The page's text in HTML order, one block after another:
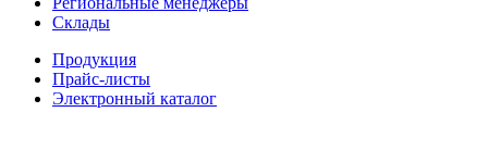
Склады
Продукция
Прайс-листы
Электронный каталог